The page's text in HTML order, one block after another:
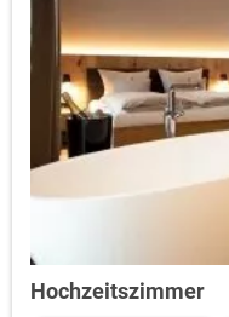
Hochzeitszimmer